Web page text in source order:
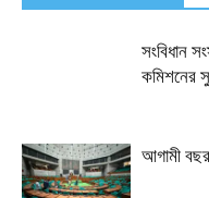
সংবিধান
কমিশনের
আগামী